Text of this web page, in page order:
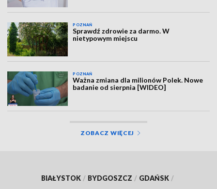
POZNAŃ
Sprawdź zdrowie za darmo. W
nietypowym miejscu
POZNAŃ
Ważna zmiana dla milionów Polek. Nowe
badanie od sierpnia [WIDEO]
ZOBACZ WIĘCEJ
BIAŁYSTOK / BYDGOSZCZ / GDAŃSK /